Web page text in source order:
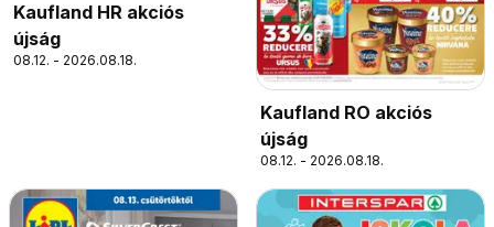
Kaufland HR akciós
újság
08.12. - 2026.08.18.
Kaufland RO akciós
újság
08.12. - 2026.08.18.